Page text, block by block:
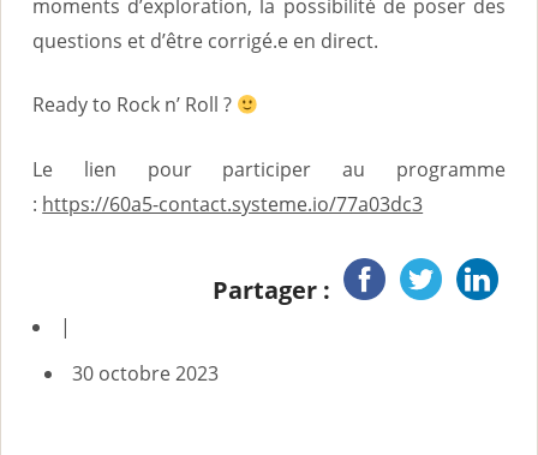
moments d’exploration, la possibilité de poser des
questions et d’être corrigé.e en direct.
Ready to Rock n’ Roll ?
Le lien pour participer au programme
: https://60a5-contact.systeme.io/77a03dc3
Partager :
|
30 octobre 2023